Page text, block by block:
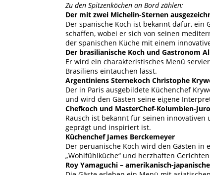
Zu den Spitzenköchen an Bord zählen:
Der mit zwei Michelin-Sternen
Der spanische Koch ist bekannt dafür, ein
schaffen, wobei er sich von seinen
der spanischen Küche mit einem
Der brasilianische Koch und Gastronom
Er wird ein charakteristisches Menü
Brasiliens eintauchen lässt.
Argentiniens Sternekoch Christophe
Der in Paris ausgebildete Küchenchef
und wird den Gästen seine eigene
Chefkoch und MasterChef-Kolumbien-
Rausch ist bekannt für seinen
geprägt und inspiriert ist.
Küchenchef James Berckemeyer
Der peruanische Koch wird den Gästen
„Wohlfühlküche“ und herzhaften
Roy Yamaguchi – amerikanisch-